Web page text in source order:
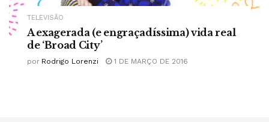
TELEVISÃO
A exagerada (e engraçadíssima) vida real
de ‘Broad City’
por Rodrigo Lorenzi 1 DE MARÇO DE 2016